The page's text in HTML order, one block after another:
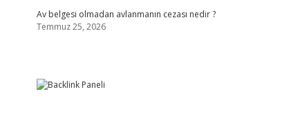
Av belgesi olmadan avlanmanın cezası nedir ?
Temmuz 25, 2026